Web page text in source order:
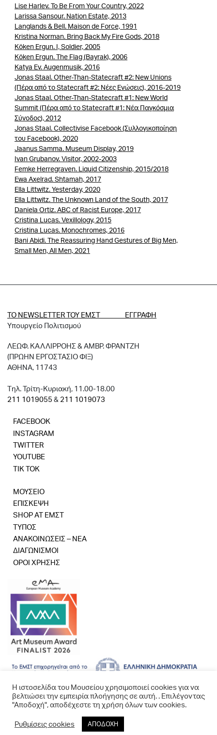
Lise Harlev. To Be From Your Country, 2022
Larissa Sansour. Nation Estate, 2013
Langlands & Bell. Maison de Force, 1991
Kristina Norman. Bring Back My Fire Gods, 2018
Köken Ergun. Ι, Soldier, 2005
Köken Ergun. The Flag (Bayrak), 2006
Katya Εv. Augenmusik, 2016
Jonas Staal. Other-Than-Statecraft #2: New Unions
(Πέρα από το Statecraft #2: Νέες Ενώσεις), 2016-2019
Jonas Staal. Other-Than-Statecraft #1: New World
Summit (Πέρα από το Statecraft #1: Νέα Παγκόσμια
Σύνοδος), 2012
Jonas Staal. Collectivise Facebook (Συλλογικοποίηση
του Facebook), 2020
Jaanus Samma. Museum Display, 2019
Ivan Grubanov. Visitor, 2002-2003
Femke Herregraven. Liquid Citizenship, 2015/2018
Ewa Axelrad. Shtamah, 2017
Ella Littwitz. Yesterday, 2020
Ella Littwitz. The Unknown Land of the South, 2017
Daniela Ortiz. ABC of Racist Europe, 2017
Cristina Lucas. Vexillology, 2015
Cristina Lucas. Monochromes, 2016
Bani Abidi. The Reassuring Hand Gestures of Big Men,
Small Men, All Men, 2021
ΤΟ NEWSLETTER ΤΟΥ ΕΜΣΤ ΕΓΓΡΑΦΗ
Υπουργείο Πολιτισμού
ΛΕΩΦ. ΚΑΛΛΙΡΡΟΗΣ & ΑΜΒΡ. ΦΡΑΝΤΖΗ
(ΠΡΩΗΝ ΕΡΓΟΣΤΑΣΙΟ ΦΙΞ)
ΑΘΗΝΑ, 11743
Tηλ. Τρίτη-Κυριακή, 11.00-18.00
211 1019055 & 211 1019073
FACEBOOK
INSTAGRAM
TWITTER
YOUTUBE
TIK TOK
ΜΟΥΣΕΙΟ
ΕΠΙΣΚΕΨΗ
SHOP AT ΕΜΣΤ
ΤΥΠΟΣ
ΑΝΑΚΟΙΝΩΣΕΙΣ – ΝΕΑ
ΔΙΑΓΩΝΙΣΜΟΙ
ΟΡΟΙ ΧΡΗΣΗΣ
Η ιστοσελίδα του Μουσείου χρησιμοποιεί cookies για να
βελτιώσει την εμπειρία πλοήγησης σε αυτή. . Επιλέγοντας
"Αποδοχή", αποδέχεστε τη χρήση όλων των cookies.
Ρυθμίσεις cookies ΑΠΟΔΟΧΗ